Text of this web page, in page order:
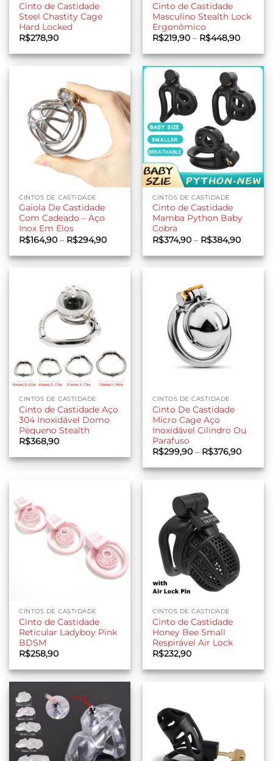
Cinto de Castidade
Steel Chastity Cage
Hard Locked
R$278,90
Cinto de Castidade
Masculino Stealth Lock
Ergonômico
R$219,90 – R$448,90Faixa
preço:
através
CINTOS DE CASTIDADE
Gaiola De Castidade
Com Cadeado – Aço
Inox Em Elos
R$164,90 – R$294,90Faixa
preço:
R$164,90
CINTOS DE CASTIDADE
Cinto de Castidade
Mamba Python Baby
Cobra
R$374,90 – R$384,90Faixa
preço:
CINTOS DE CASTIDADE
Cinto de Castidade Aço
304 Inoxidável Domo
Pequeno Stealth
R$368,90
CINTOS DE CASTIDADE
Cinto De Castidade
Micro Cage Aço
Inoxidável Cilindro Ou
Parafuso
R$299,90 – R$376,90Faixa
preço:
através
CINTOS DE CASTIDADE
Cinto de Castidade
Reticular Ladyboy Pink
BDSM
R$258,90
CINTOS DE CASTIDADE
Cinto de Castidade
Honey Bee Small
Respirável Air Lock
R$232,90